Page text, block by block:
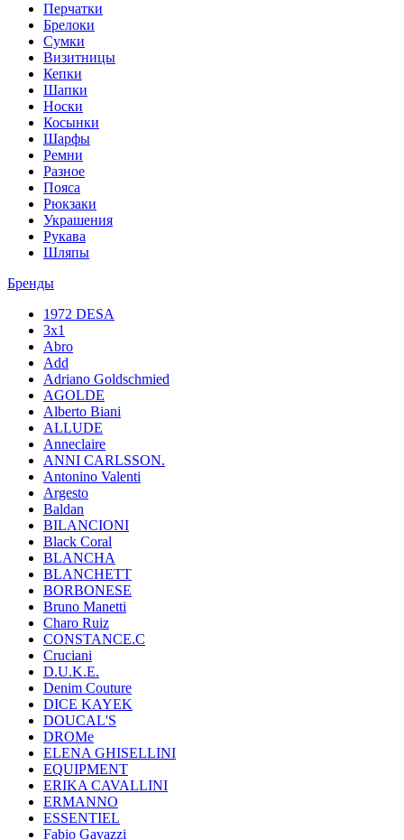
Перчатки
Брелоки
Сумки
Визитницы
Кепки
Шапки
Носки
Косынки
Шарфы
Ремни
Разное
Пояса
Рюкзаки
Украшения
Рукава
Шляпы
Бренды
1972 DESA
3x1
Abro
Add
Adriano Goldschmied
AGOLDE
Alberto Biani
ALLUDE
Anneclaire
ANNI CARLSSON.
Antonino Valenti
Argesto
Baldan
BILANCIONI
Black Coral
BLANCHA
BLANCHETT
BORBONESE
Bruno Manetti
Charo Ruiz
CONSTANCE.C
Cruciani
D.U.K.E.
Denim Couture
DICE KAYEK
DOUCAL'S
DROMe
ELENA GHISELLINI
EQUIPMENT
ERIKA CAVALLINI
ERMANNO
ESSENTIEL
Fabio Gavazzi